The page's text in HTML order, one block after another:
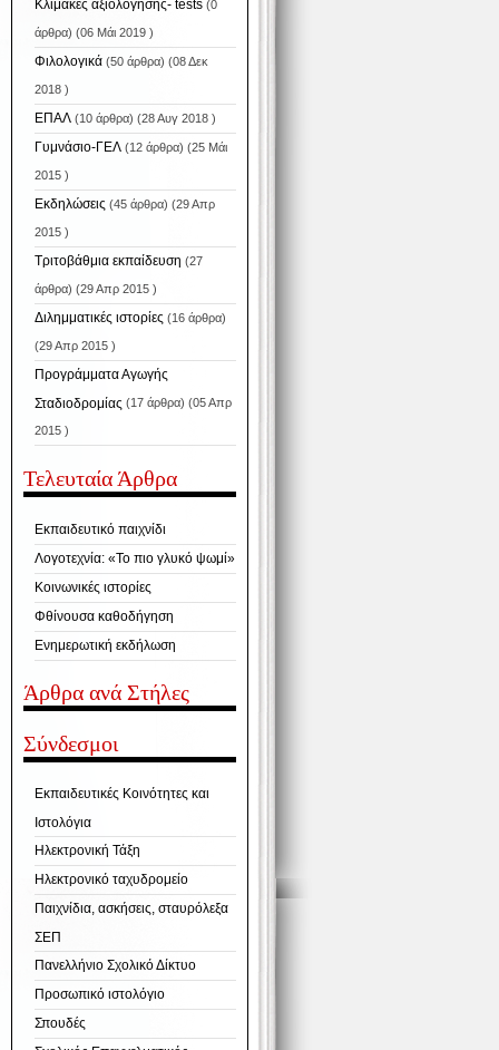
Κλίμακες αξιολόγησης- tests(0
άρθρα) (06 Μάι 2019 )
Φιλολογικά(50 άρθρα) (08 Δεκ
2018 )
ΕΠΑΛ(10 άρθρα) (28 Αυγ 2018 )
Γυμνάσιο-ΓΕΛ(12 άρθρα) (25 Μάι
2015 )
Εκδηλώσεις (45 άρθρα) (29 Απρ
2015 )
Tριτοβάθμια εκπαίδευση (27
άρθρα) (29 Απρ 2015 )
Διλημματικές ιστορίες (16 άρθρα)
(29 Απρ 2015 )
Προγράμματα Αγωγής
Σταδιοδρομίας (17 άρθρα) (05 Απρ
2015 )
Τελευταία Άρθρα
Εκπαιδευτικό παιχνίδι
Λογοτεχνία: «Το πιο γλυκό ψωμί»
Κοινωνικές ιστορίες
Φθίνουσα καθοδήγηση
Ενημερωτική εκδήλωση
Άρθρα ανά Στήλες
Σύνδεσμοι
Εκπαιδευτικές Κοινότητες και
Ιστολόγια
Ηλεκτρονική Τάξη
Ηλεκτρονικό ταχυδρομείο
Παιχνίδια, ασκήσεις, σταυρόλεξα
ΣΕΠ
Πανελλήνιο Σχολικό Δίκτυο
Προσωπικό ιστολόγιο
Σπουδές